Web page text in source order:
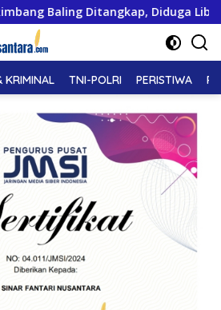
Diduga Libatkan Ninik
KRIMINAL TNI-POLRI PERISTIWA